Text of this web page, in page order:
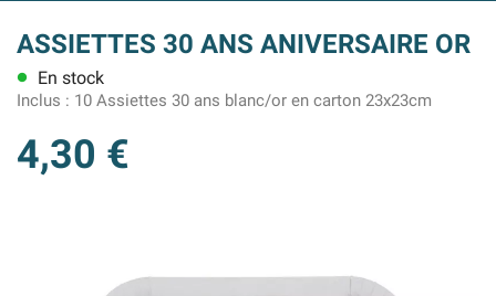
ASSIETTES 30 ANS ANIVERSAIRE OR
lens En stock
Inclus : 10 Assiettes 30 ans blanc/or en carton 23x23cm
4,30 €